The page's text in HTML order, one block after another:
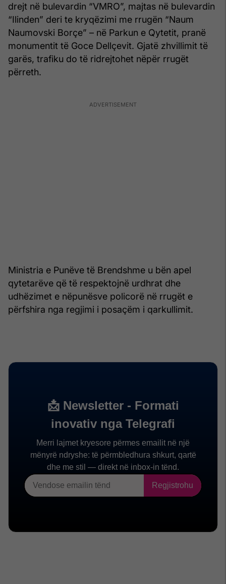
drejt në bulevardin “VMRO”, majtas në bulevardin
“Ilinden” deri te kryqëzimi me rrugën “Naum
Naumovski Borçe” – në Parkun e Qytetit, pranë
monumentit të Goce Dellçevit. Gjatë zhvillimit të
garës, trafiku do të ridrejtohet nëpër rrugët
përreth.
Ministria e Punëve të Brendshme u bën apel
qytetarëve që të respektojnë urdhrat dhe
udhëzimet e nëpunësve policorë në rrugët e
përfshira nga regjimi i posaçëm i qarkullimit.